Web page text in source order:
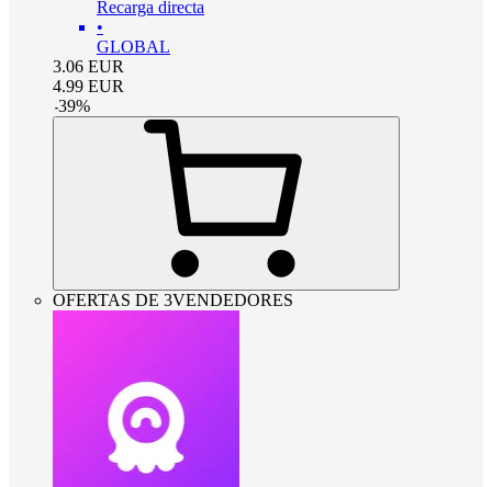
Recarga directa
•
GLOBAL
3.06 EUR
4.99 EUR
-39%
OFERTAS DE 3VENDEDORES